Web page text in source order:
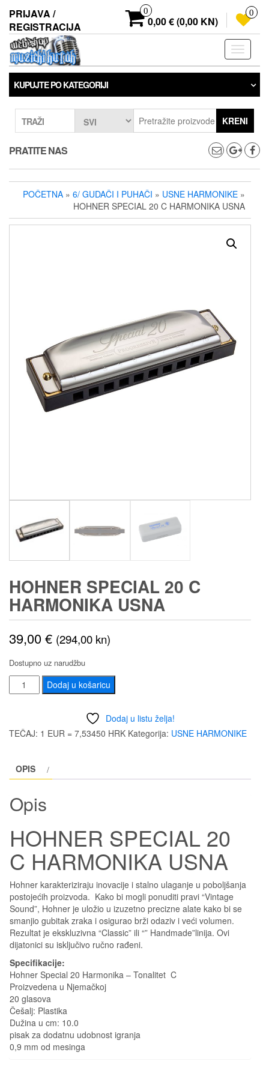
sadržaj
PRIJAVA /
REGISTRACIJA
0
0,00 € (0,00 KN)
0
KUPUJTE PO KATEGORIJI
TRAŽI KRENI
PRATITE NAS
POČETNA » 6/ GUDAČI I PUHAČI » USNE HARMONIKE »
HOHNER SPECIAL 20 C HARMONIKA USNA
HOHNER SPECIAL 20 C
HARMONIKA USNA
39,00€ (294,00 kn)
Dostupno uz narudžbu
HOHNER
SPECIAL
C
količina
Dodaj u košaricu
Dodaj u listu želja!
TEČAJ: 1 EUR = 7,53450 HRK Kategorija: USNE HARMONIKE
OPIS
Opis
HOHNER SPECIAL 20
C HARMONIKA USNA
Hohner karakteriziraju inovacije i stalno ulaganje u poboljšanja
postojećih proizvoda. Kako bi mogli ponuditi pravi “Vintage
Sound”, Hohner je uložio u izuzetno precizne alate kako bi se
smanjio gubitak zraka i osigurao brži odaziv i veći volumen.
Rezultat je ekskluzivna “Classic” ili “” Handmade”linija. Ovi
dijatonici su isključivo ručno rađeni.
Specifikacije:
Hohner Special 20 Harmonika – Tonalitet C
Proizvedena u Njemačkoj
20 glasova
Češalj: Plastika
Dužina u cm: 10.0
pisak za dodatnu udobnost igranja
0,9 mm od mesinga